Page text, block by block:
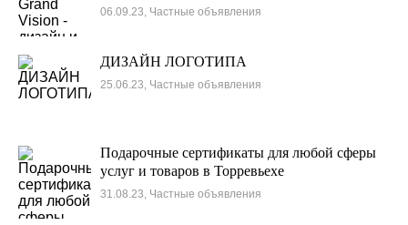
06.09.23, Частные объявления
ДИЗАЙН ЛОГОТИПА
25.06.23, Частные объявления
Подарочные сертификаты для любой сферы
услуг и товаров в Торревьехе
31.08.23, Частные объявления